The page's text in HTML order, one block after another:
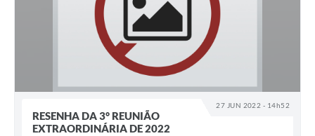
27 JUN 2022 - 14h52
RESENHA DA 3° REUNIÃO
EXTRAORDINÁRIA DE 2022